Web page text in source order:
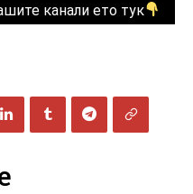
канали ето тук